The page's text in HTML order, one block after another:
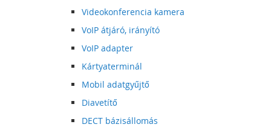
Videokonferencia kamera
VoIP átjáró, irányító
VoIP adapter
Kártyaterminál
Mobil adatgyűjtő
Diavetítő
DECT bázisállomás